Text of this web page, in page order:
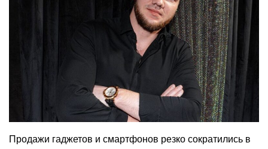
Продажи гаджетов и смартфонов резко сократились в